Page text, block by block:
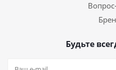
Будьте